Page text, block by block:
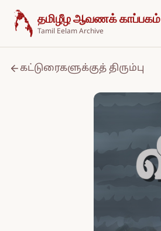
உள்ளடக்கத்திற்குச் செல்க
தமிழீழ ஆவணக் காப்பகம்
Tamil Eelam Archive
கட்டுரைகளுக்குத் திரும்பு